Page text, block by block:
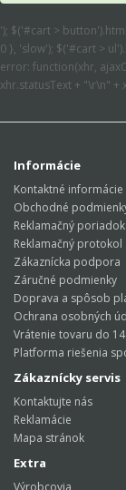
'); $('#cart >
0 }, 'slow'); $('#cart >
error: function(xhr,
xhr.statusText + "\r\n" +
Informácie
Kontaktné informácie
Obchodné
Reklamačný poriadok
Reklamačný protokol
Zákaznícka podpora
Záručné podmienky
Doprava a spôsob
Ochrana osobných
Vrátenie tovaru do
Platforma riešenia
Zákaznícky servis
Kontaktujte nás
Reklamácie
Mapa stránok
Extra
Výrobcovia